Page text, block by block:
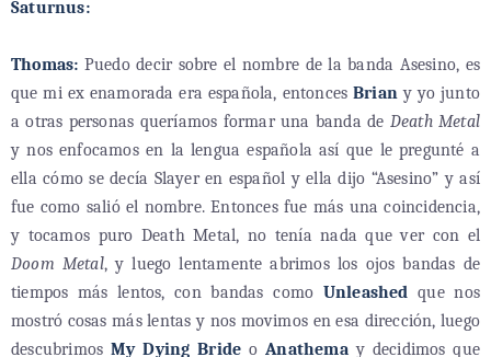
Saturnus:
Thomas: Puedo decir sobre el nombre de la banda Asesino, es
que mi ex enamorada era española, entonces Brian y yo junto
a otras personas queríamos formar una banda de Death Metal
y nos enfocamos en la lengua española así que le pregunté a
ella cómo se decía Slayer en español y ella dijo “Asesino” y así
fue como salió el nombre. Entonces fue más una coincidencia,
y tocamos puro Death Metal, no tenía nada que ver con el
Doom Metal, y luego lentamente abrimos los ojos bandas de
tiempos más lentos, con bandas como Unleashed que nos
mostró cosas más lentas y nos movimos en esa dirección, luego
descubrimosMy Dying Bride o Anathemay decidimos que